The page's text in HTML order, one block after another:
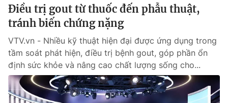
Điều trị gout từ thuốc đến phẫu thuật,
tránh biến chứng nặng
VTV.vn - Nhiều kỹ thuật hiện đại được ứng dụng trong
tầm soát phát hiện, điều trị bệnh gout, góp phần ổn
định sức khỏe và nâng cao chất lượng sống cho...